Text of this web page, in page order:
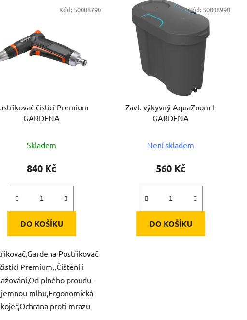
čistící Premium
GARDENA
Skladem
840 Kč
DO KOŠÍKU
Postřikovač
čistící Premium,,Čištění i
plného proudu -
mlhu,Ergonomická
proti mrazu
Kód: 50008790
Zavl. výkyvný AquaZoom L
GARDENA
Není skladem
560 Kč
DO KOŠÍKU
Kód: 50008990